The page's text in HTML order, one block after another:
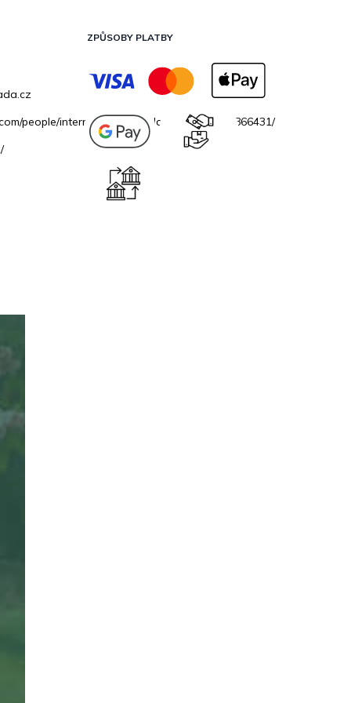
people/internetovazahradacz/100069706866431/
ZPŮSOBY PLATBY